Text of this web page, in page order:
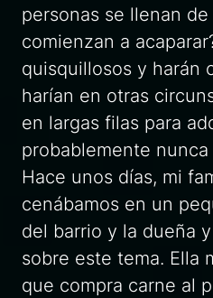
personas se llenan
comienzan a
quisquillosos y harán
harían en otras
en largas filas para
probablemente
Hace unos días, mi
cenábamos en un
del barrio y la dueña
sobre este tema. Ella
que compra carne al